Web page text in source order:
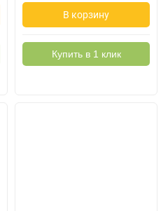
В корзину
Купить в 1 клик